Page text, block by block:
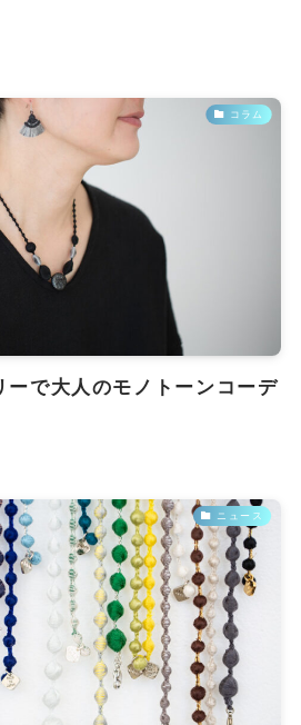
コラム
ーで大人のモノトーンコーデ
ニュース